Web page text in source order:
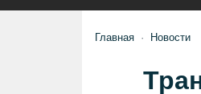
Главная Новости